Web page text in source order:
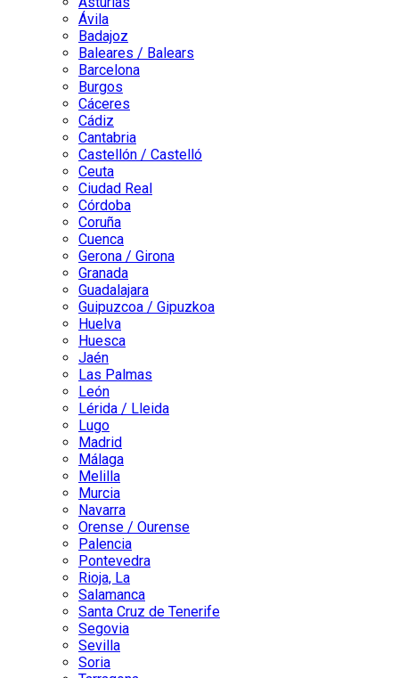
Ávila
Badajoz
Baleares / Balears
Barcelona
Burgos
Cáceres
Cádiz
Cantabria
Castellón / Castelló
Ceuta
Ciudad Real
Córdoba
Coruña
Cuenca
Gerona / Girona
Granada
Guadalajara
Guipuzcoa / Gipuzkoa
Huelva
Huesca
Jaén
Las Palmas
León
Lérida / Lleida
Lugo
Madrid
Málaga
Melilla
Murcia
Navarra
Orense / Ourense
Palencia
Pontevedra
Rioja, La
Salamanca
Santa Cruz de Tenerife
Segovia
Sevilla
Soria